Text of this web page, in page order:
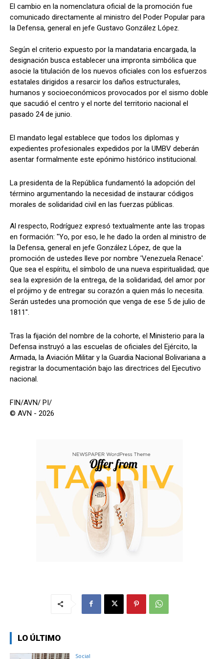
El cambio en la nomenclatura oficial de la promoción fue
comunicado directamente al ministro del Poder Popular para
la Defensa, general en jefe Gustavo González López.
Según el criterio expuesto por la mandataria encargada, la
designación busca establecer una impronta simbólica que
asocie la titulación de los nuevos oficiales con los esfuerzos
estatales dirigidos a resarcir los daños estructurales,
humanos y socioeconómicos provocados por el sismo doble
que sacudió el centro y el norte del territorio nacional el
pasado 24 de junio.
El mandato legal establece que todos los diplomas y
expedientes profesionales expedidos por la UMBV deberán
asentar formalmente este epónimo histórico institucional.
La presidenta de la República fundamentó la adopción del
término argumentando la necesidad de instaurar códigos
morales de solidaridad civil en las fuerzas públicas.
Al respecto, Rodríguez expresó textualmente ante las tropas
en formación: "Yo, por eso, le he dado la orden al ministro de
la Defensa, general en jefe González López, de que la
promoción de ustedes lleve por nombre 'Venezuela Renace'.
Que sea el espíritu, el símbolo de una nueva espiritualidad; que
sea la expresión de la entrega, de la solidaridad, del amor por
el prójimo y de entregar su corazón a quien más lo necesita.
Serán ustedes una promoción que venga de ese 5 de julio de
1811".
Tras la fijación del nombre de la cohorte, el Ministerio para la
Defensa instruyó a las escuelas de oficiales del Ejército, la
Armada, la Aviación Militar y la Guardia Nacional Bolivariana a
registrar la documentación bajo las directrices del Ejecutivo
nacional.
FIN/AVN/ PI/
© AVN - 2026
LO ÚLTIMO
Social